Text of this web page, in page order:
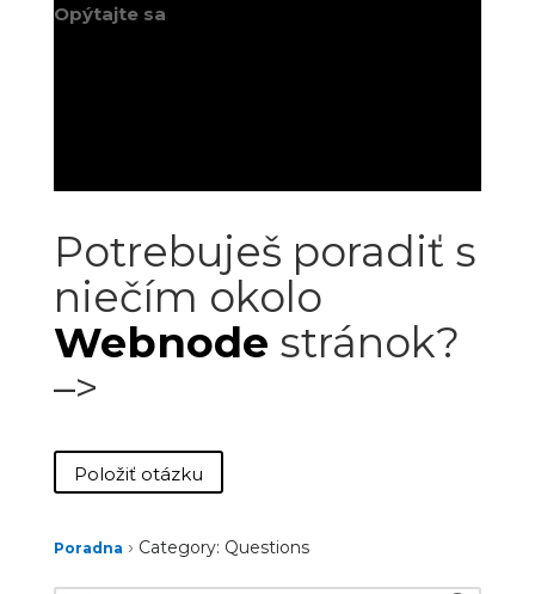
Opýtajte sa
Potrebuješ poradiť s
niečím okolo
Webnode stránok?
–>
Položiť otázku
Poradna › Category: Questions